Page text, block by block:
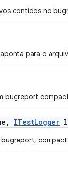
contidos no
para o
bugreport
, ITestLogger
bugreport,